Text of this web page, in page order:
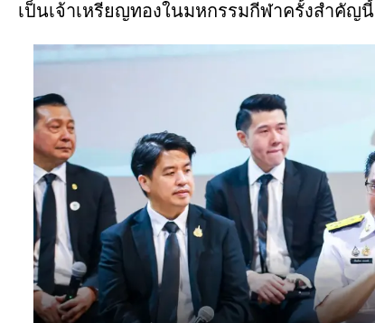
เป็นเจ้าเหรียญทองในมหกรรมกีฬาครั้งสำคัญนี้